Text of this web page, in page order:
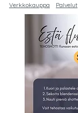
Verkkokauppa Palvelut